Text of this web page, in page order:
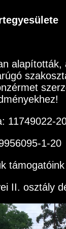
11749022-
1-20
II. osztály